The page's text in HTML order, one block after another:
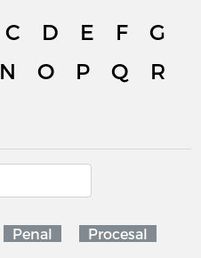
C D E F
G
N O P Q
R
Penal Procesal